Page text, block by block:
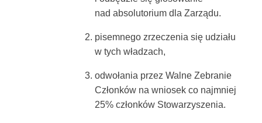
nad absolutorium dla Zarządu.
pisemnego zrzeczenia się udziału
w tych władzach,
odwołania przez Walne Zebranie
Członków na wniosek co najmniej
25% członków Stowarzyszenia.